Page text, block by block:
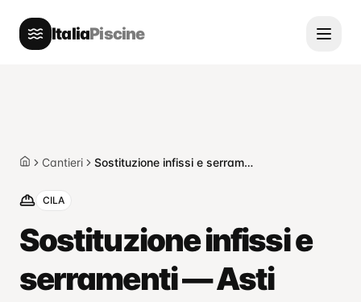
ItaliaPiscine
HomeCantieri Sostituzione infissi e serramenti — Asti
CILA
Sostituzione infissi e
serramenti — Asti